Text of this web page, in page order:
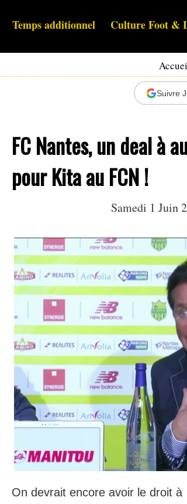
Temps additionnel Culture Foot &
Suivre
FC Nantes, un deal à
pour Kita au FCN !
Samedi 1 Juin
On devrait encore avoir le droit